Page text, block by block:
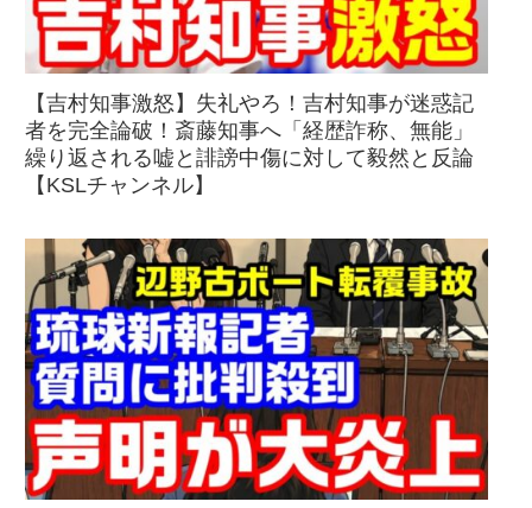
【吉村知事激怒】失礼やろ！吉村知事が迷惑記
者を完全論破！斎藤知事へ「経歴詐称、無能」
繰り返される嘘と誹謗中傷に対して毅然と反論
【KSLチャンネル】